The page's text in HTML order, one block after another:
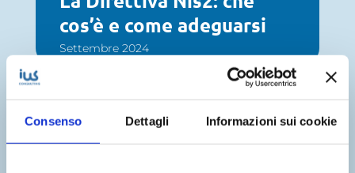
Consenso Dettagli Informazioni sui cookie
cos’è e come adeguarsi
Settembre 2024